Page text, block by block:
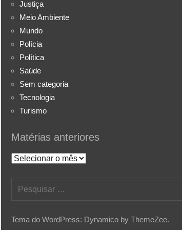
Justiça
Meio Ambiente
Mundo
Polícia
Política
Saúde
Sem categoria
Tecnologia
Turismo
Matérias anteriores
Matérias
Tema do WordPress: Dynamico by ThemeZee.